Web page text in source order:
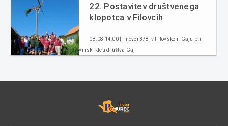
22. Postavitev društvenega
klopotca v Filovcih
08.08 14:00 | Filovci 378, v Filovskem Gaju pri
vinski kleti društva Gaj